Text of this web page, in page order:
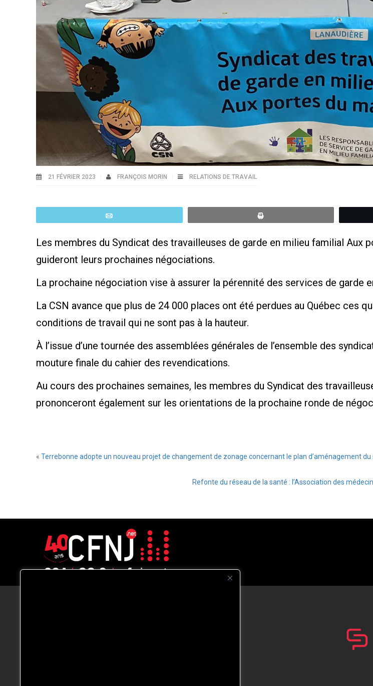
21 FÉVRIER 2023 FRANÇOIS MORIN RELATIONS DE TRAVAIL
Les membres du Syndicat des travailleuses de garde en milieu familial
guideront leurs prochaines négociations.
La prochaine négociation vise à assurer la pérennité des services de garde
La CSN avance que plus de 24 000 places ont été perdues au Québec ces
conditions de travail qui ne sont pas à la hauteur.
À l’issue d’une tournée des assemblées générales de l’ensemble des
mouture finale du cahier des revendications.
Au cours des prochaines semaines, les membres du Syndicat des
prononceront également sur les orientations de la prochaine ronde de
« Terrebonne adopte un nouveau projet de changement de zonage concernant le plan d’aménagement du
Refonte du réseau de la santé : l’Association des